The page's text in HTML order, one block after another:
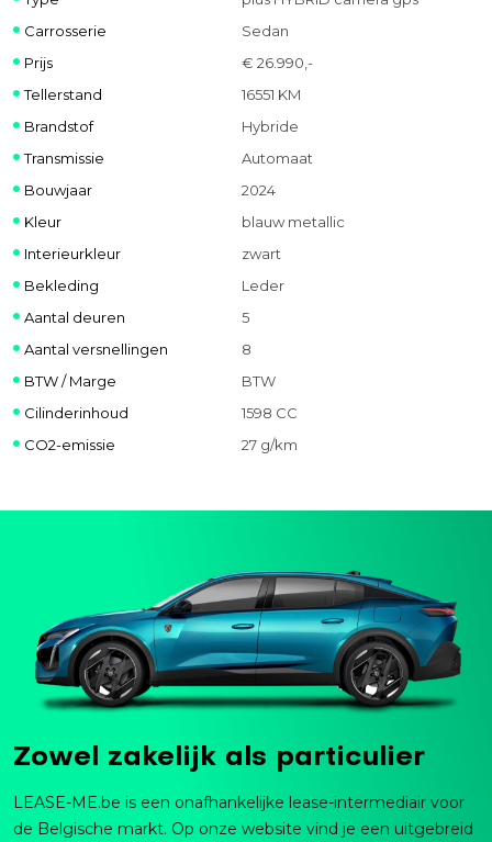
Carrosserie
Sedan
Prijs
€ 26.990,-
Tellerstand
16551 KM
Brandstof
Hybride
Transmissie
Automaat
Bouwjaar
2024
Kleur
blauw metallic
Interieurkleur
zwart
Bekleding
Leder
Aantal deuren
5
Aantal versnellingen
8
BTW / Marge
BTW
Cilinderinhoud
1598 CC
CO2-emissie
27 g/km
Zowel zakelijk als particulier
LEASE-ME.be is een onafhankelijke lease-intermediair voor
de Belgische markt. Op onze website vind je een uitgebreid